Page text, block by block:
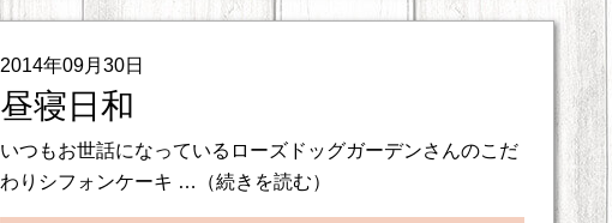
2014年09月30日
昼寝日和
いつもお世話になっているローズドッグガーデンさんのこだ
わりシフォンケーキ …（続きを読む）